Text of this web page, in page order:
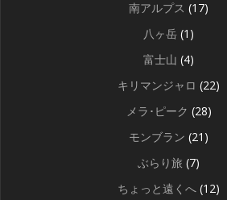
南アルプス (17)
八ヶ岳 (1)
富士山 (4)
キリマンジャロ (22)
メラ･ピーク (28)
モンブラン (21)
ぶらり旅 (7)
ちょっと遠くへ (12)